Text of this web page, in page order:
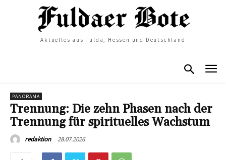
Aktuelles aus Fulda, Hessen und Deutschland
PANORAMA
Trennung: Die zehn Phasen nach der
Trennung für spirituelles Wachstum
redaktion 28.07.2026